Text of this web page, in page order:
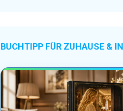
BUCHTIPP FÜR ZUHAUSE &